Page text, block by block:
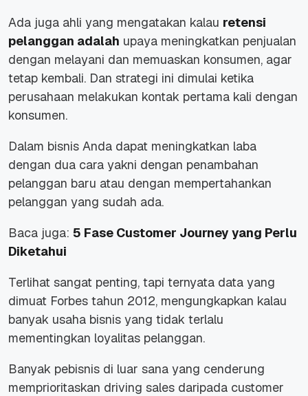
Ada juga ahli yang mengatakan kalau retensi
pelanggan adalah upaya meningkatkan penjualan
dengan melayani dan memuaskan konsumen, agar
tetap kembali. Dan strategi ini dimulai ketika
perusahaan melakukan kontak pertama kali dengan
konsumen.
Dalam bisnis Anda dapat meningkatkan laba
dengan dua cara yakni dengan penambahan
pelanggan baru atau dengan mempertahankan
pelanggan yang sudah ada.
Baca juga: 5 Fase Customer Journey yang Perlu
Diketahui
Terlihat sangat penting, tapi ternyata data yang
dimuat Forbes tahun 2012, mengungkapkan kalau
banyak usaha bisnis yang tidak terlalu
mementingkan loyalitas pelanggan.
Banyak pebisnis di luar sana yang cenderung
memprioritaskan driving sales daripada customer